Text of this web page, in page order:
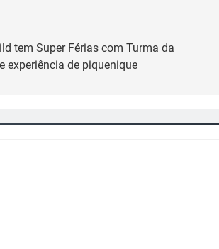
tem Super Férias com Turma da
experiência de piquenique